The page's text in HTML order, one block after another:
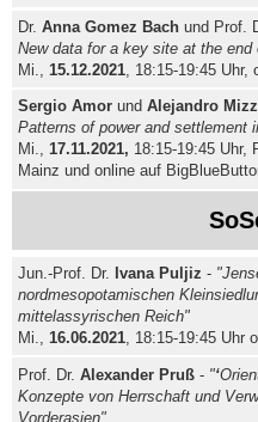
Dr.Anna Gomez Bach und Prof.
New data for a key site at the end
Mi., 15.12.2021 , 18:15-19:45
Sergio AmorundAlejandro
Patterns of power and settlement
Mi.,17.11.2021, 18:15-19:45 Uhr,
Mainz und online auf
Jun.-Prof. Dr. Ivana Puljiz -
nordmesopotamischen
mittelassyrischen Reich"
Mi., 16.06.2021 , 18:15-19:45 Uhr
Prof. Dr.Alexander Pruß - "‘
Konzepte von Herrschaft und
Vorderasien"